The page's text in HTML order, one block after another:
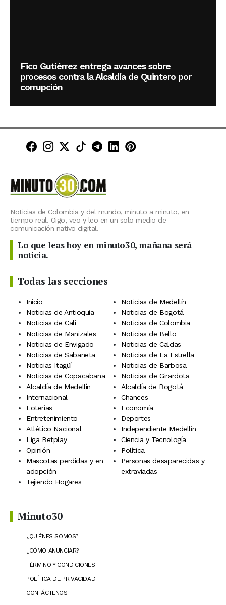
Fico Gutiérrez entrega avances sobre
procesos contra la Alcaldía de Quintero por
corrupción
Minuto30 en Facebook
Minuto30 en Instagram
Minuto30 en X (Twitter)
Minuto30 en TikTok
Canal de Minuto30 en
Minuto30 en LinkedIn
Minuto30 en
Noticias de Colombia y del mundo, minuto a minuto, en
tiempo real. Oigo, veo y leo en un solo medio de
comunicación nativo digital.
Lo que leas hoy en minuto30, mañana será
noticia.
Todas las secciones
Inicio
Noticias de Medellín
Noticias de Antioquia
Noticias de Bogotá
Noticias de Cali
Noticias de Colombia
Noticias de Manizales
Noticias de Bello
Noticias de Envigado
Noticias de Caldas
Noticias de Sabaneta
Noticias de La Estrella
Noticias Itagüí
Noticias de Barbosa
Noticias de Copacabana
Noticias de Girardota
Alcaldía de Medellín
Alcaldía de Bogotá
Internacional
Chances
Loterías
Economía
Entretenimiento
Deportes
Atlético Nacional
Independiente Medellín
Liga Betplay
Ciencia y Tecnología
Opinión
Política
Mascotas perdidas y en
adopción
Personas desaparecidas y
extraviadas
Tejiendo Hogares
Minuto30
¿QUIÉNES SOMOS?
¿CÓMO ANUNCIAR?
TÉRMINO Y CONDICIONES
POLÍTICA DE PRIVACIDAD
CONTÁCTENOS